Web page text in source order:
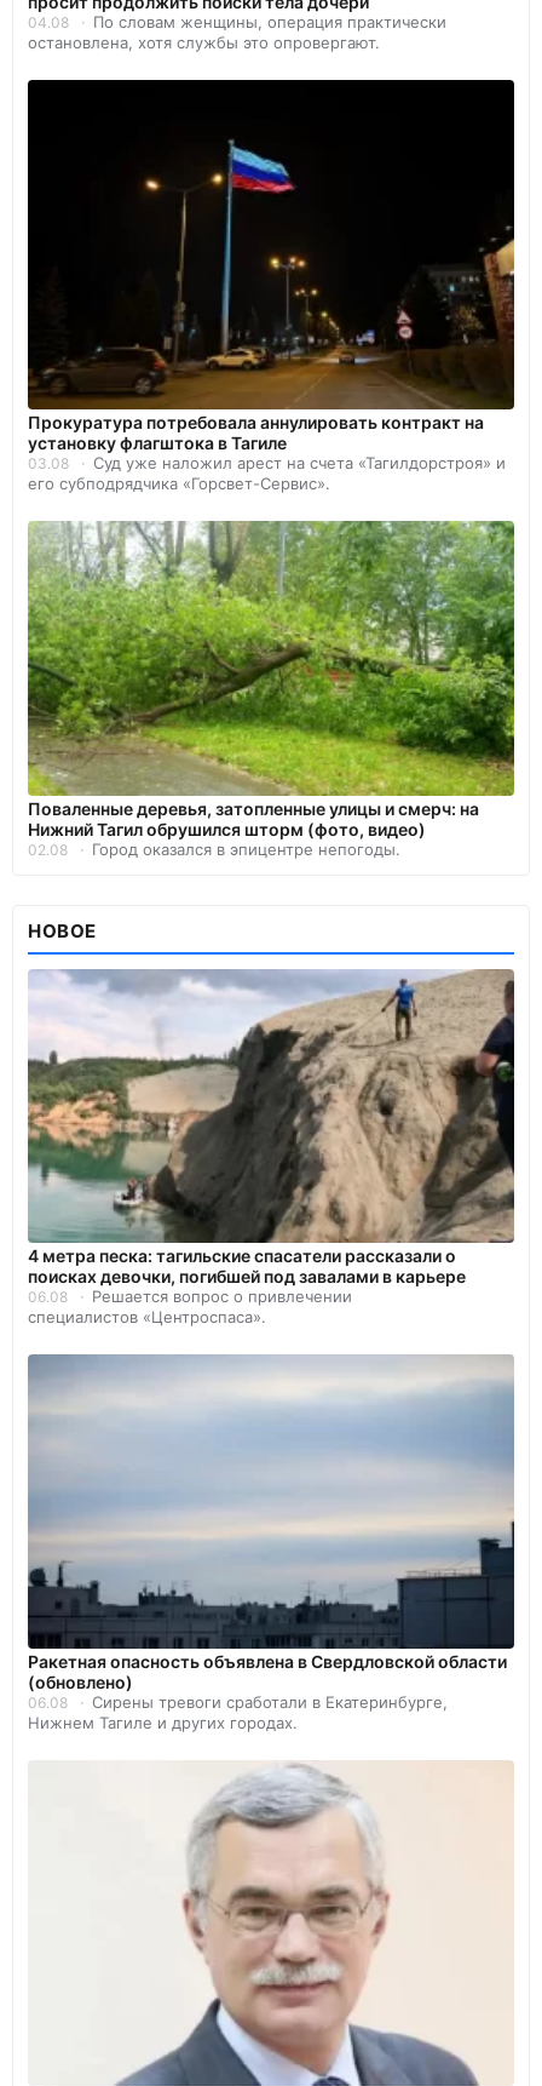
04.08
По словам женщины, операция практически
остановлена, хотя службы это опровергают.
Прокуратура потребовала аннулировать контракт на
установку флагштока в Тагиле
03.08
Суд уже наложил арест на счета «Тагилдорстроя» и
его субподрядчика «Горсвет-Сервис».
Поваленные деревья, затопленные улицы и смерч: на
Нижний Тагил обрушился шторм (фото, видео)
02.08 Город оказался в эпицентре непогоды.
НОВОЕ
4 метра песка: тагильские спасатели рассказали о
поисках девочки, погибшей под завалами в карьере
06.08
Решается вопрос о привлечении
специалистов «Центроспаса».
️Ракетная опасность объявлена в Свердловской области
(обновлено)
06.08
Сирены тревоги сработали в Екатеринбурге,
Нижнем Тагиле и других городах.